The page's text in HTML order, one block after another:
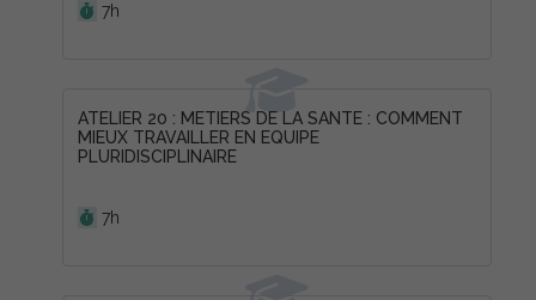
7h
ATELIER 20 : METIERS DE LA SANTE : COMMENT
MIEUX TRAVAILLER EN EQUIPE
PLURIDISCIPLINAIRE
7h